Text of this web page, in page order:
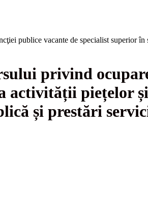
publice vacante de specialist superior
privind
activității piețelor
și prestări